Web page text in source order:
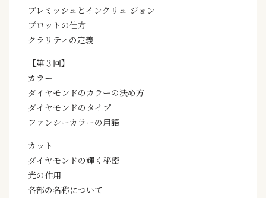
ブレミッシュとインクリュ-ジョン
プロットの仕方
クラリティの定義
【第３回】
カラー
ダイヤモンドのカラーの決め方
ダイヤモンドのタイプ
ファンシーカラーの用語
カット
ダイヤモンドの輝く秘密
光の作用
各部の名称について